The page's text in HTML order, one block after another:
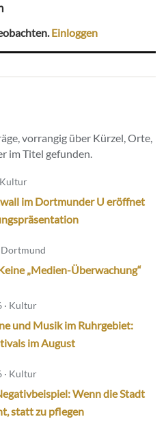
Einloggen
vorrangig über Kürzel, Orte,
im Titel gefunden.
Kultur
im Dortmunder U eröffnet
Dortmund
„Medien-Überwachung“
· Kultur
und Musik im Ruhrgebiet:
im August
· Kultur
Wenn die Stadt
statt zu pflegen